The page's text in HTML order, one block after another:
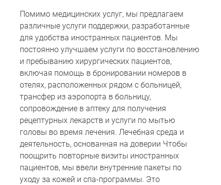
Помимо медицинских услуг, мы предлагаем
различные услуги поддержки, разработанные
для удобства иностранных пациентов. Мы
постоянно улучшаем услуги по восстановлению
и пребыванию хирургических пациентов,
включая помощь в бронировании номеров в
отелях, расположенных рядом с больницей,
трансфер из аэропорта в больницу,
сопровождение в аптеку для получения
рецептурных лекарств и услуги по мытью
головы во время лечения. Лечебная среда и
деятельность, основанная на доверии Чтобы
поощрить повторные визиты иностранных
пациентов, мы ввели внутренние пакеты по
уходу за кожей и спа-программы. Это